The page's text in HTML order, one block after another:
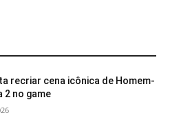
recriar cena icônica de Homem-
2 no game